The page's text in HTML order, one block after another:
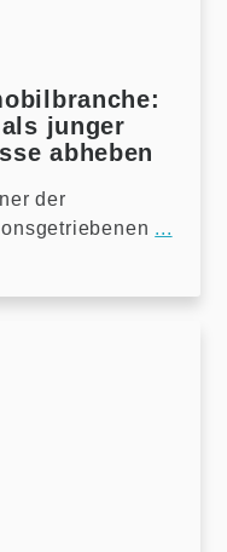
junger
abheben
der
...